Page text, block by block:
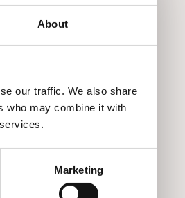
About
our traffic. We also share
who may combine it with
Marketing